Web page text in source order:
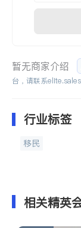
暂无商家介绍
台，请联系
行业标签
移民
相关精英